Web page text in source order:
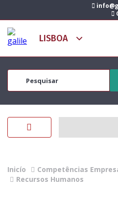
Inicío
Competências
Recursos Humanos